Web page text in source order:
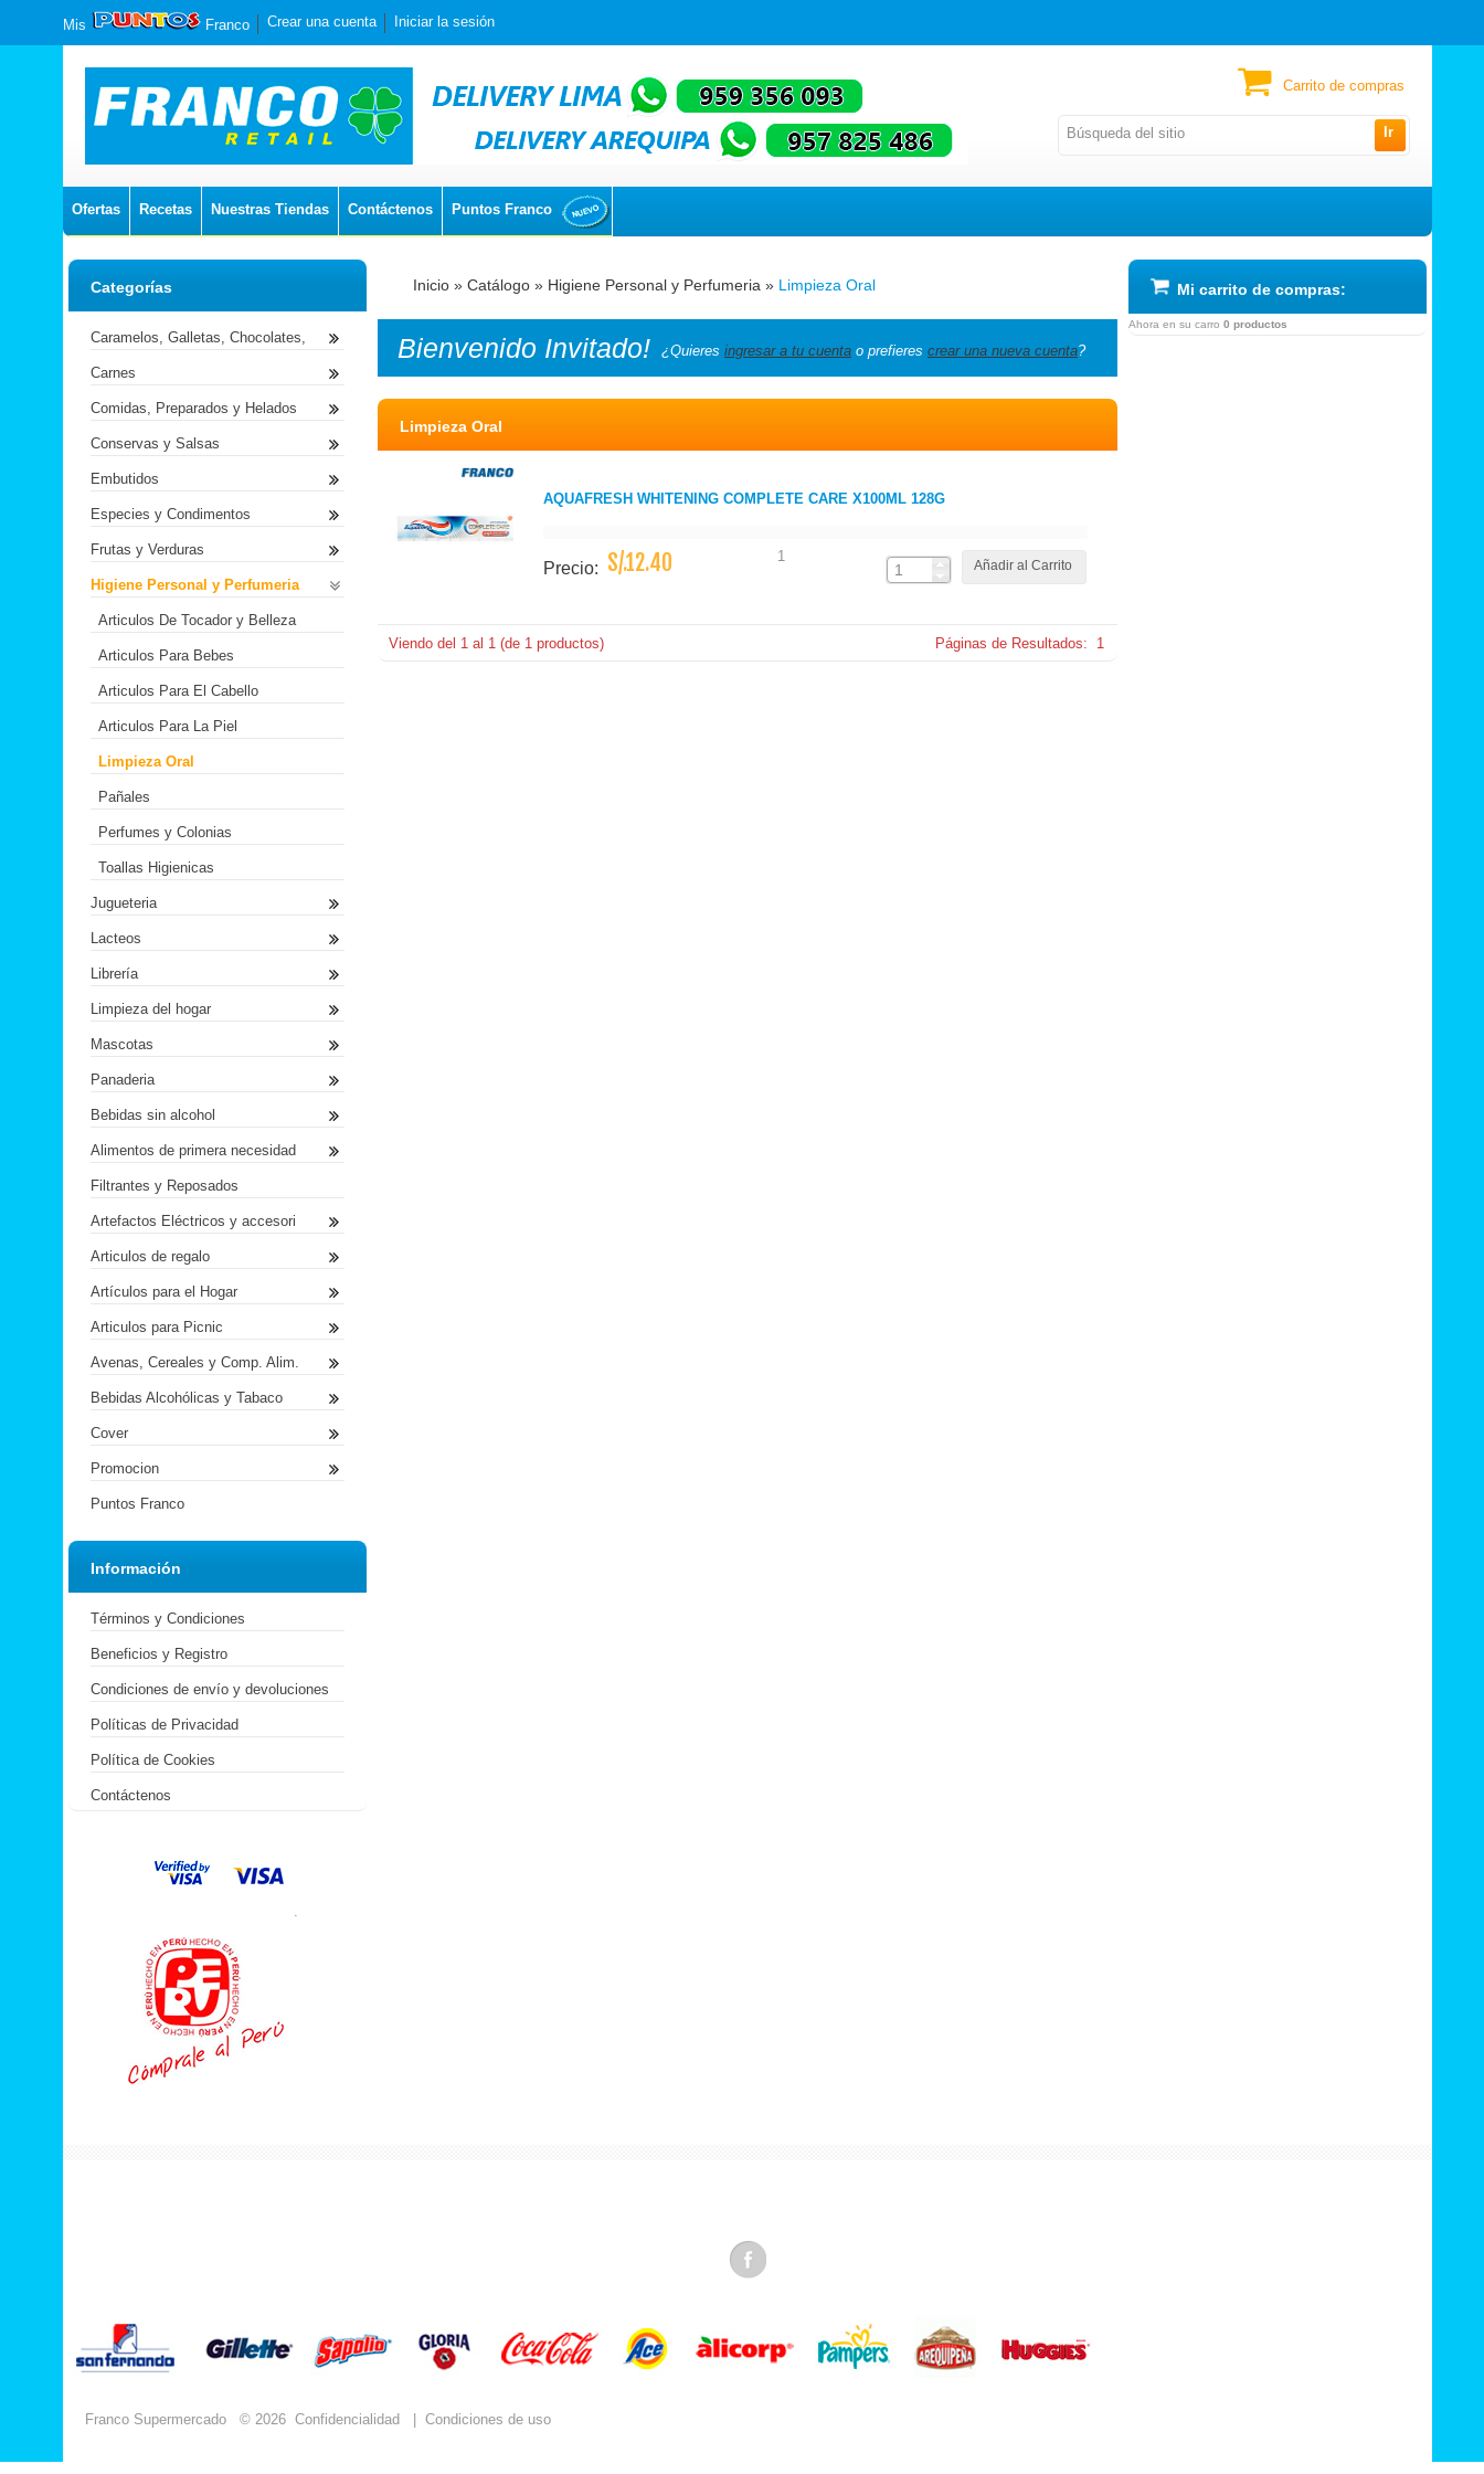
Ir
Mis Franco Crear una cuenta Iniciar la sesión
Ofertas Recetas Nuestras Tiendas Contáctenos Puntos Franco
Carrito de compras
Inicio » Catálogo » Higiene Personal y Perfumeria » Limpieza Oral
Bienvenido Invitado! ¿Quieres ingresar a tu cuenta o prefieres crear una nueva cuenta?
Limpieza Oral
AQUAFRESH WHITENING COMPLETE CARE X100ML 128G
Precio: S/.12.40 1
Añadir al Carrito
Viendo del 1 al 1 (de 1 productos) Páginas de Resultados: 1
Categorías
Caramelos, Galletas, Chocolates,
Carnes
Comidas, Preparados y Helados
Conservas y Salsas
Embutidos
Especies y Condimentos
Frutas y Verduras
Higiene Personal y Perfumeria
Articulos De Tocador y Belleza
Articulos Para Bebes
Articulos Para El Cabello
Articulos Para La Piel
Limpieza Oral
Pañales
Perfumes y Colonias
Toallas Higienicas
Jugueteria
Lacteos
Librería
Limpieza del hogar
Mascotas
Panaderia
Bebidas sin alcohol
Alimentos de primera necesidad
Filtrantes y Reposados
Artefactos Eléctricos y accesori
Articulos de regalo
Artículos para el Hogar
Articulos para Picnic
Avenas, Cereales y Comp. Alim.
Bebidas Alcohólicas y Tabaco
Cover
Promocion
Puntos Franco
Información
Términos y Condiciones
Beneficios y Registro
Condiciones de envío y devoluciones
Políticas de Privacidad
Política de Cookies
Contáctenos
.
Mi carrito de compras:
Ahora en su carro 0 productos
Franco Supermercado © 2026 Confidencialidad Condiciones de uso